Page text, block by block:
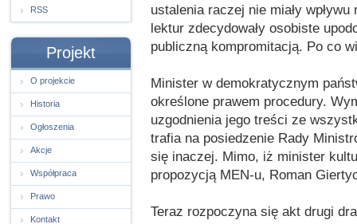
RSS
Projekt
O projekcie
Historia
Ogłoszenia
Akcje
Współpraca
Prawo
Kontakt
ustalenia raczej nie miały
lektur zdecydowały osobiste
publiczną kompromitacją. Po co
Minister w demokratycznym
określone prawem procedury.
uzgodnienia jego treści ze
trafia na posiedzenie Rady
się inaczej. Mimo, iż minister
propozycją MEN-u, Roman
Teraz rozpoczyna się akt drugi